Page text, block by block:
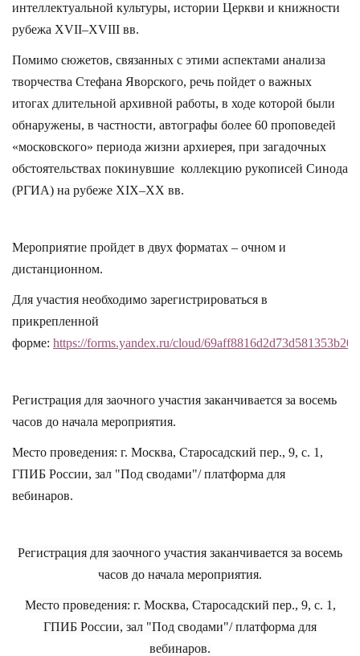
интеллектуальной культуры, истории Церкви и книжности
рубежа XVII–XVIII вв.
Помимо сюжетов, связанных с этими аспектами анализа
творчества Стефана Яворского, речь пойдет о важных
итогах длительной архивной работы, в ходе которой были
обнаружены, в частности, автографы более 60 проповедей
«московского» периода жизни архиерея, при загадочных
обстоятельствах покинувшие коллекцию рукописей Синода
(РГИА) на рубеже XIX–XX вв.
Мероприятие пройдет в двух форматах – очном и
дистанционном.
Для участия необходимо зарегистрироваться в
прикрепленной
форме: https://forms.yandex.ru/cloud/69aff8816d2d73d581353b20/
Регистрация для заочного участия заканчивается за восемь
часов до начала мероприятия.
Место проведения: г. Москва, Старосадский пер., 9, с. 1,
ГПИБ России, зал "Под сводами"/ платформа для
вебинаров.
Регистрация для заочного участия заканчивается за восемь
часов до начала мероприятия.
Место проведения: г. Москва, Старосадский пер., 9, с. 1,
ГПИБ России, зал "Под сводами"/ платформа для
вебинаров.